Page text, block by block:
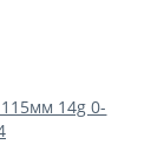
14g 0-